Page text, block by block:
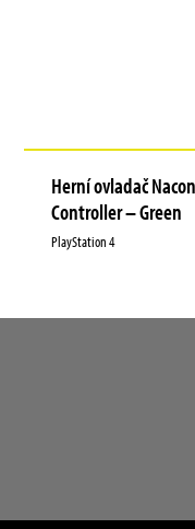
Herní ovladač
Controller – Green
PlayStation 4